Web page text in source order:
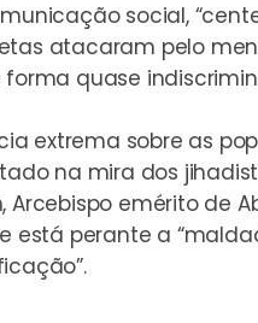
social,
atacaram pelo
quase
extrema sobre as
na mira dos
emérito de
está perante a